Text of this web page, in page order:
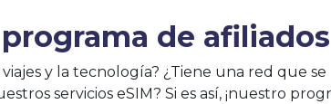
de afiliados
viajes y la tecnología? ¿Tiene una red que se
servicios eSIM? Si es así, ¡nuestro